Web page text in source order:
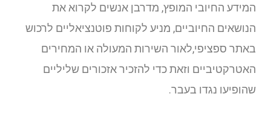
המידע החיובי המופץ, מדרבן אנשים לקרוא את
הנושאים החיוביים, מניע לקוחות פוטנציאליים לרכוש
באתר ספציפי,לאור השירות המעולה או המחירים
האטרקטיביים וזאת כדי להזכיר אזכורים שליליים
שהופיעו נגדו בעבר.